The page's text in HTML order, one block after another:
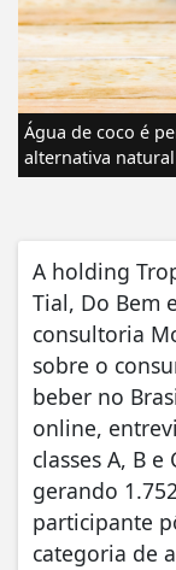
Água de coco é
alternativa
A holding
Tial, Do Bem
consultoria
sobre o
beber no
online,
classes A, B
gerando
participante
categoria de